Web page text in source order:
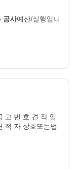
공사예산/실행입니
고 번 호 견 적 일
적 자 상호또는법